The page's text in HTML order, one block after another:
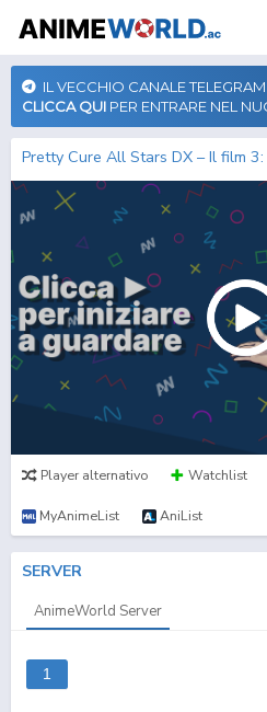
IL VECCHIO CANALE
CLICCA QUI PER ENTRARE NEL
Player alternativo Watchlist
MyAnimeList AniList
SERVER
AnimeWorld Server
1